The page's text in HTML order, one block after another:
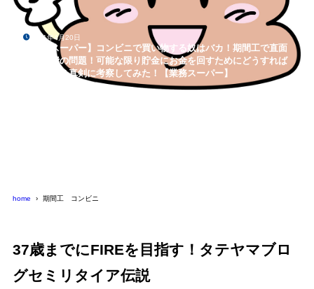
2021年4月20日
【格安スーパー】コンビニで買い物する奴はバカ！期間工で直面
する食費の問題！可能な限り貯金にお金を回すためにどうすれば
よいのか？真剣に考察してみた！【業務スーパー】
home 期間工 コンビニ
37歳までにFIREを目指す！タテヤマブロ
グセミリタイア伝説